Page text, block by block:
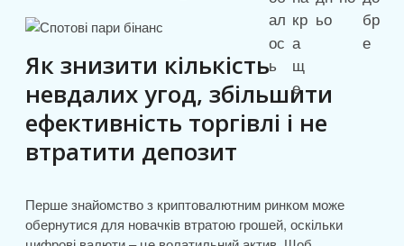
Як знизити кількість
невдалих угод, збільшити
ефективність торгівлі і не
втратити депозит
Перше знайомство з криптовалютним ринком може
обернутися для новачків втратою грошей, оскільки